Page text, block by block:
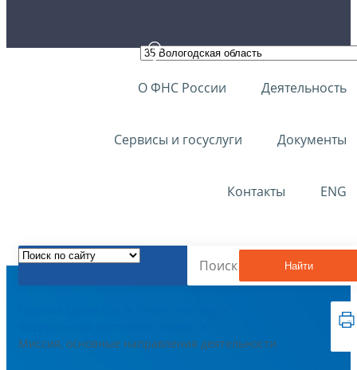
О ФНС России Деятельность
Сервисы и госуслуги Документы
Контакты ENG
Найти
Миссия, основные направления деятельности